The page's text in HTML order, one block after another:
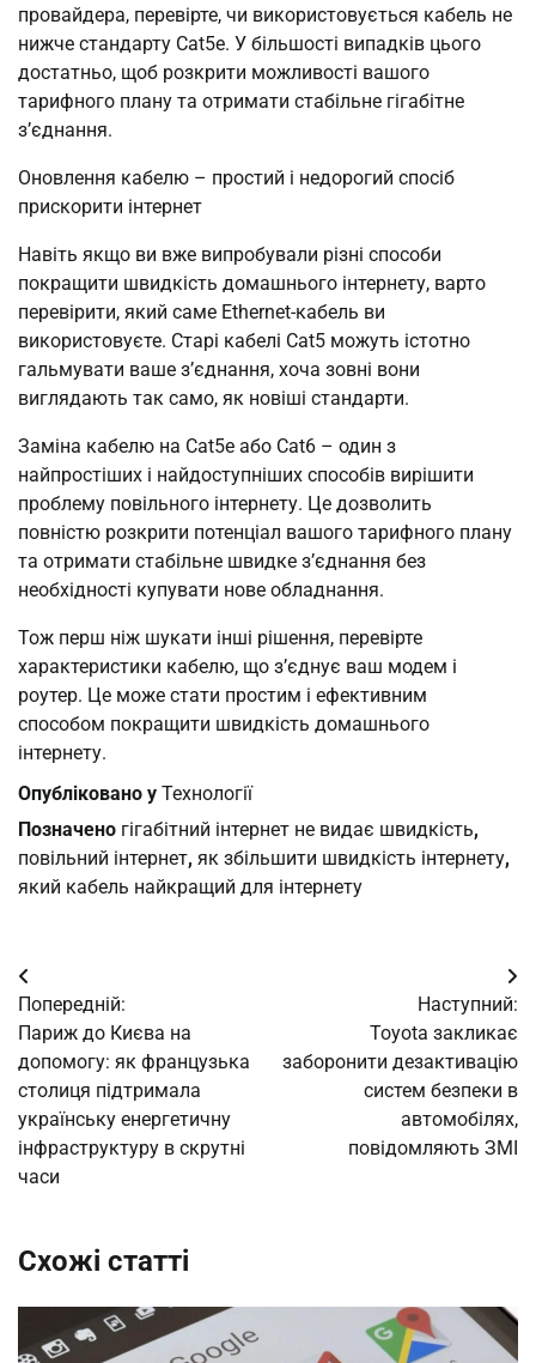
провайдера, перевірте, чи використовується кабель не
нижче стандарту Cat5e. У більшості випадків цього
достатньо, щоб розкрити можливості вашого
тарифного плану та отримати стабільне гігабітне
з’єднання.
Оновлення кабелю – простий і недорогий спосіб
прискорити інтернет
Навіть якщо ви вже випробували різні способи
покращити швидкість домашнього інтернету, варто
перевірити, який саме Ethernet-кабель ви
використовуєте. Старі кабелі Cat5 можуть істотно
гальмувати ваше з’єднання, хоча зовні вони
виглядають так само, як новіші стандарти.
Заміна кабелю на Cat5e або Cat6 – один з
найпростіших і найдоступніших способів вирішити
проблему повільного інтернету. Це дозволить
повністю розкрити потенціал вашого тарифного плану
та отримати стабільне швидке з’єднання без
необхідності купувати нове обладнання.
Тож перш ніж шукати інші рішення, перевірте
характеристики кабелю, що з’єднує ваш модем і
роутер. Це може стати простим і ефективним
способом покращити швидкість домашнього
інтернету.
Опубліковано у Технології
Позначено гігабітний інтернет не видає швидкість,
повільний інтернет, як збільшити швидкість інтернету,
який кабель найкращий для інтернету
Навігація
записів
Попередній:
Париж до Києва на
допомогу: як французька
столиця підтримала
українську енергетичну
інфраструктуру в скрутні
часи
Наступний:
Toyota закликає
заборонити дезактивацію
систем безпеки в
автомобілях,
повідомляють ЗМІ
Схожі статті